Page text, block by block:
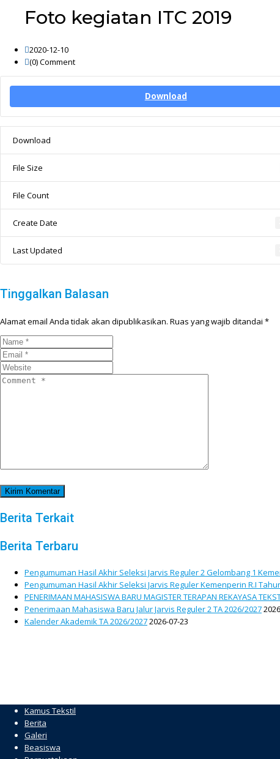
Foto kegiatan ITC 2019
2020-12-10
(0)Comment
Download
Download
File Size
File Count
Create Date
Last Updated
Tinggalkan Balasan
Alamat email Anda tidak akan dipublikasikan. Ruas yang wajib ditandai *
Berita Terkait
Berita Terbaru
Pengumuman Hasil Akhir Seleksi Jarvis Reguler 2 Gelombang 1
Pengumuman Hasil Akhir Seleksi Jarvis Reguler Kemenperin R.I
PENERIMAAN MAHASISWA BARU MAGISTER TERAPAN REKAYASA
Penerimaan Mahasiswa Baru Jalur Jarvis Reguler 2 TA 2026/2027
Kalender Akademik TA 2026/20272026-07-23
Kamus Tekstil
Berita
Galeri
Beasiswa